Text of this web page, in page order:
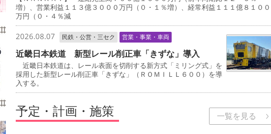
増）、営業利益１１３億３０００万円（０・１％増）、経常利益１１１億８１００
万円（０・４％減
2026.08.07 民鉄・公営・三セク 営業・事業・車両
近畿日本鉄道 新型レール削正車「きずな」導入
近畿日本鉄道は、レール表面を切削する新方式「ミリング式」を
採用した新型レール削正車「きずな」（ＲＯＭＩＬＬ６００）を導
入する。
予定・計画・施策 一覧を見る